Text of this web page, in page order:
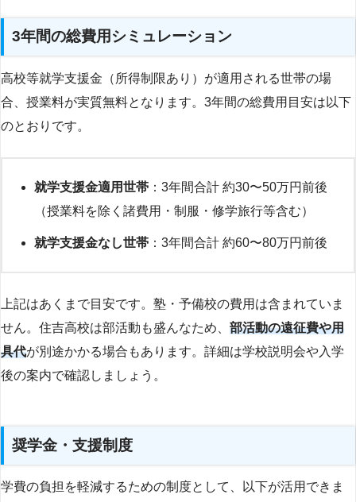
3年間の総費用シミュレーション
高校等就学支援金（所得制限あり）が適用される世帯の場
合、授業料が実質無料となります。3年間の総費用目安は以下
のとおりです。
就学支援金適用世帯 ：3年間合計 約30〜50万円前後
（授業料を除く諸費用・制服・修学旅行等含む）
就学支援金なし世帯 ：3年間合計 約60〜80万円前後
上記はあくまで目安です。塾・予備校の費用は含まれていま
せん。住吉高校は部活動も盛んなため、 部活動の遠征費や用
具代が別途かかる場合もあります。詳細は学校説明会や入学
後の案内で確認しましょう。
奨学金・支援制度
学費の負担を軽減するための制度として、以下が活用できま